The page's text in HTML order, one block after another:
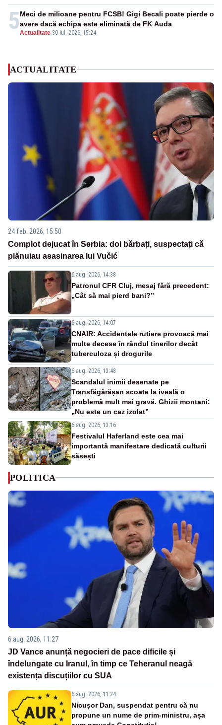
5Actualitate-30 iul. 2026, 15:24
Meci de milioane pentru FCSB! Gigi Becali poate pierde o
avere dacă echipa este eliminată de FK Auda
ACTUALITATE
24 feb. 2026, 15:50
Complot dejucat în Serbia: doi bărbați, suspectați că
plănuiau asasinarea lui Vučić
6 aug. 2026, 14:38
Patronul CFR Cluj, mesaj fără precedent:
„Cât să mai pierd bani?”
6 aug. 2026, 14:07
CNAIR: Accidentele rutiere provoacă mai
multe decese în rândul tinerilor decât
tuberculoza și drogurile
6 aug. 2026, 13:48
Scandalul inimii desenate pe
Transfăgărășan scoate la iveală o
problemă mult mai gravă. Ghizii montani:
„Nu este un caz izolat”
6 aug. 2026, 13:16
Festivalul Haferland este cea mai
importantă manifestare dedicată culturii
săsești
POLITICA
6 aug. 2026, 11:27
JD Vance anunță negocieri de pace dificile și
îndelungate cu Iranul, în timp ce Teheranul neagă
existența discuțiilor cu SUA
6 aug. 2026, 11:24
Nicușor Dan, suspendat pentru că nu
propune un nume de prim-ministru, așa